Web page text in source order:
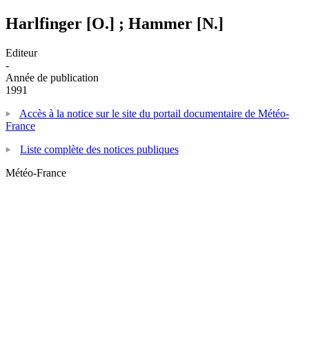
Harlfinger [O.] ; Hammer [N.]
Editeur
-
Année de publication
1991
Accès à la notice sur le site du portail documentaire de Météo-
France
Liste complète des notices publiques
Météo-France